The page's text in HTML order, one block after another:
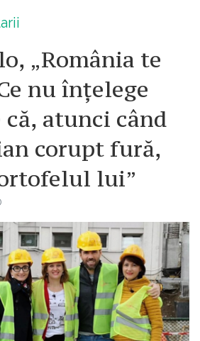
„România te
nu înțelege
atunci când
corupt fură,
lui”